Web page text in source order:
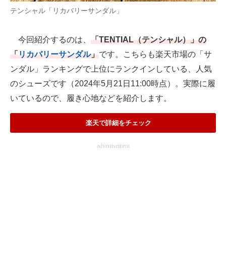
経営リーダーのコミュニティ
マーケ×ITの今がよく分かる
ITエンジニア向け専門サイト
IT製品の技術・比較・事例
製造業のIT導入・活用を支援
モノづくり技術者専門サイト
テンシャル「リカバリーサンダル」
今回紹介するのは、 「TENTIAL（テンシャル）」の
「リカバリーサンダル」です。こちらも楽天市場の「サ
ンダル」ランキングで上位にランクインしている、人気
のシューズです（2024年5月21日11:00時点）。実際に履
いているので、履き心地などを紹介します。
楽天で詳細をチェック
advertisement